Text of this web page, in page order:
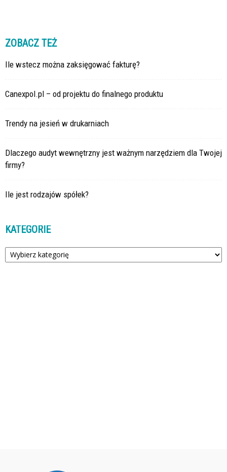
ZOBACZ TEŻ
Ile wstecz można zaksięgować fakturę?
Canexpol.pl – od projektu do finalnego produktu
Trendy na jesień w drukarniach
Dlaczego audyt wewnętrzny jest ważnym narzędziem dla Twojej
firmy?
Ile jest rodzajów spółek?
KATEGORIE
Kategorie